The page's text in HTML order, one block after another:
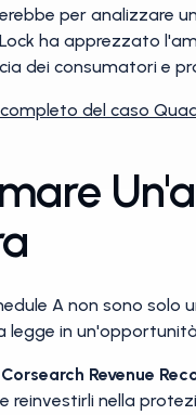
per analizzare
ha apprezzato
dei consumatori e
del caso
A non sono
legge in
Corsearch Revenue
reinvestirli nella